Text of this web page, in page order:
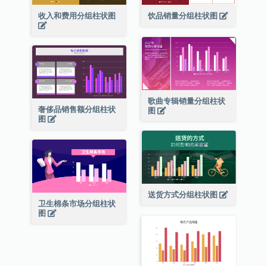
收入和费用分组柱状图 饮品销量分组柱状图
歌曲专辑销量分组柱状
图
奢侈品销售额分组柱状
图
送货方式分组柱状图
卫生棉条市场分组柱状
图